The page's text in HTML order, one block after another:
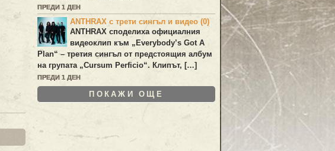
ПРЕДИ 1 ДЕН
ANTHRAX с трети сингъл и видео (0)
ANTHRAX споделиха официалния
видеоклип към „ Everybody’s Got A
Plan“ – третия сингъл от предстоящия албум
на групата „Cursum Perficio“. Клипът, […]
ПРЕДИ 1 ДЕН
ПОКАЖИ ОЩЕ